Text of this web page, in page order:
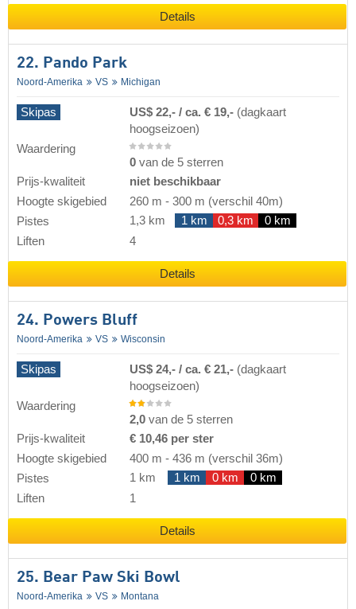
Details
22. Pando Park
Noord-Amerika VS Michigan
Skipas US$ 22,- / ca. € 19,- (dagkaart
hoogseizoen)
Waardering
0 van de 5 sterren
Prijs-kwaliteit
niet beschikbaar
Hoogte skigebied
260 m - 300 m (verschil 40m)
Pistes
1,3 km 1 km 0,3 km
0 km
Liften
4
Details
24. Powers Bluff
Noord-Amerika VS Wisconsin
Skipas US$ 24,- / ca. € 21,- (dagkaart
hoogseizoen)
Waardering
2,0 van de 5 sterren
Prijs-kwaliteit
€ 10,46 per ster
Hoogte skigebied
400 m - 436 m (verschil 36m)
Pistes
1 km 1 km 0 km
0 km
Liften
1
Details
25. Bear Paw Ski Bowl
Noord-Amerika VS Montana